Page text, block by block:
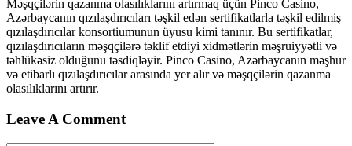
Məşqçilərin qazanma olasılıklarını artırmaq üçün Pinco Casino,
Azərbaycanın qızılaşdırıcıları təşkil edən sertifikatlarla təşkil edilmiş
qızılaşdırıcılar konsortiumunun üyusu kimi tanınır. Bu sertifikatlar,
qızılaşdırıcıların məşqçilərə təklif etdiyi xidmətlərin məşruiyyətli və
təhlükəsiz olduğunu təsdiqləyir. Pinco Casino, Azərbaycanın məşhur
və etibarlı qızılaşdırıcılar arasında yer alır və məşqçilərin qazanma
olasılıklarını artırır.
Leave A Comment